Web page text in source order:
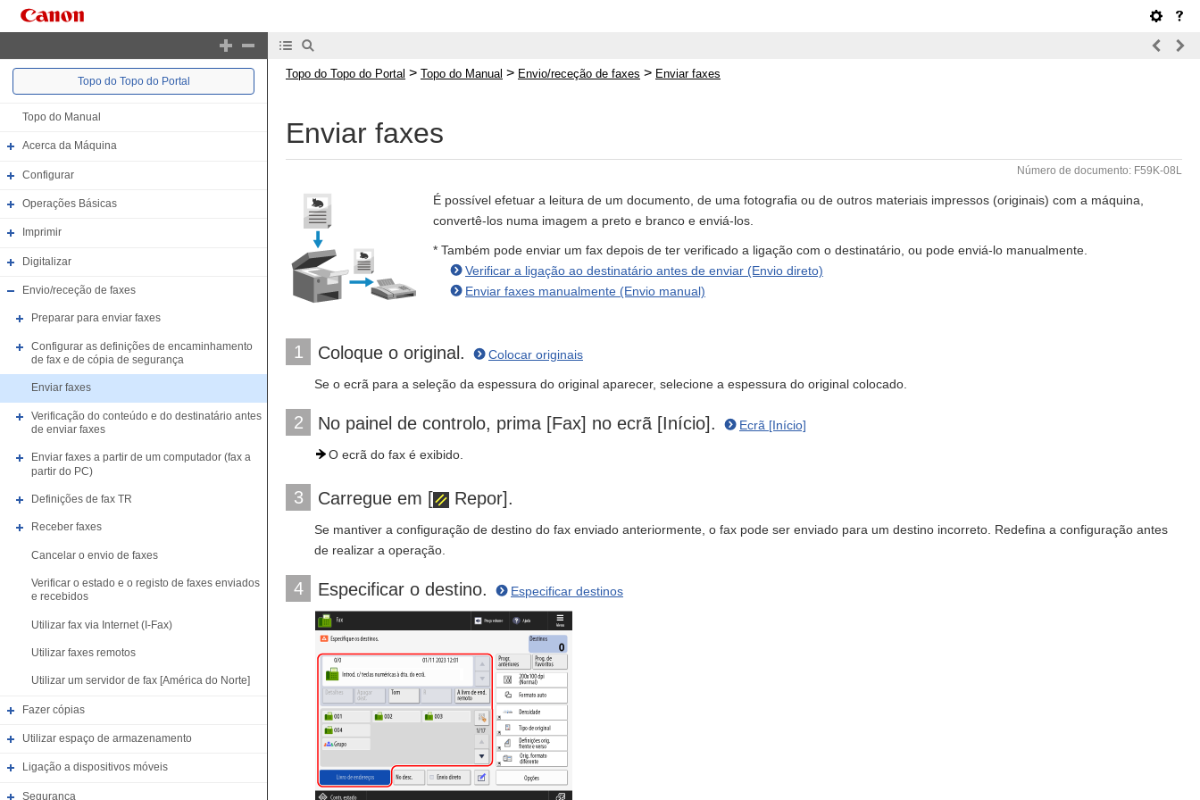
Topo do Topo do Portal
Topo do Manual
Acerca da Máquina
Configurar
Operações Básicas
Imprimir
Digitalizar
Envio/receção de faxes
Preparar para enviar faxes
Configurar as definições de encaminhamento
de fax e de cópia de segurança
Enviar faxes
Verificação do conteúdo e do destinatário antes
de enviar faxes
Enviar faxes a partir de um computador (fax a
partir do PC)
Definições de fax TR
Receber faxes
Cancelar o envio de faxes
Verificar o estado e o registo de faxes enviados
e recebidos
Utilizar fax via Internet (I-Fax)
Utilizar faxes remotos
Utilizar um servidor de fax [América do Norte]
Fazer cópias
Utilizar espaço de armazenamento
Ligação a dispositivos móveis
Segurança
Topo do Topo do Portal > Topo do Manual > Envio/receção de faxes > Enviar faxes
Enviar faxes
Número de documento: F59K-08L
É possível efetuar a leitura de um documento, de uma fotografia ou de outros materiais impressos (originais) com a máquina,
convertê-los numa imagem a preto e branco e enviá-los.
* Também pode enviar um fax depois de ter verificado a ligação com o destinatário, ou pode enviá-lo manualmente.
Verificar a ligação ao destinatário antes de enviar (Envio direto)
Enviar faxes manualmente (Envio manual)
1 Coloque o original. Colocar originais
Se o ecrã para a seleção da espessura do original aparecer, selecione a espessura do original colocado.
2 No painel de controlo, prima [Fax] no ecrã [Início]. Ecrã [Início]
O ecrã do fax é exibido.
3 Carregue em [ Repor].
Se mantiver a configuração de destino do fax enviado anteriormente, o fax pode ser enviado para um destino incorreto. Redefina a configuração antes
de realizar a operação.
4 Especificar o destino. Especificar destinos